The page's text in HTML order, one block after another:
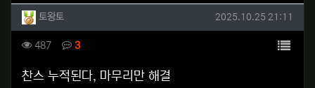
작성자 정보
토왕토 작성일
2025.10.25 21:11
컨텐츠 정보
487조회 3댓글 목록
본문
찬스 누적된다, 마무리만 해결